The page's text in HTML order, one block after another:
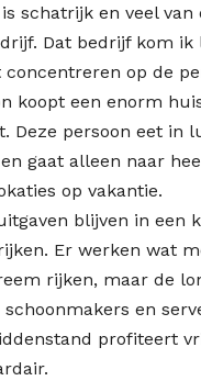
schatrijk en veel
Dat bedrijf kom ik
op de
koopt een enorm
Deze persoon eet in
gaat alleen naar
op vakantie.
blijven in een
Er werken wat
rijken, maar de
schoonmakers en
profiteert